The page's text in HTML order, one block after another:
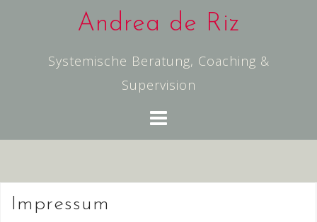
Andrea de Riz
Systemische Beratung, Coaching &
Supervision
Impressum